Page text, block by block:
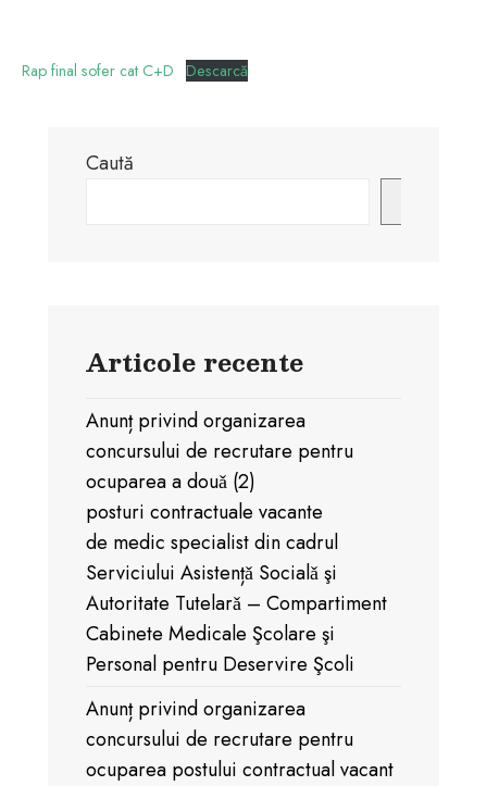
Rap final sofer cat C+D Descarcă
Caută
Articole recente
Anunț privind organizarea
concursului de recrutare pentru
ocuparea a douǎ (2)
posturi contractuale vacante
de medic specialist din cadrul
Serviciului Asistențǎ Socialǎ şi
Autoritate Tutelarǎ – Compartiment
Cabinete Medicale Şcolare şi
Personal pentru Deservire Şcoli
Anunț privind organizarea
concursului de recrutare pentru
ocuparea postului contractual vacant